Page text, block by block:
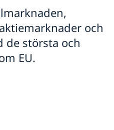
och
de största och
EU.